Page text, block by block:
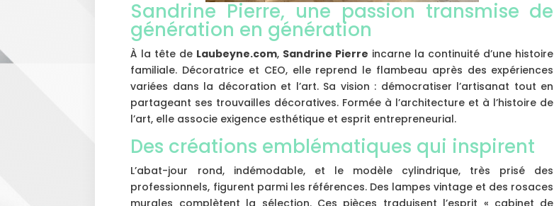
Sandrine Pierre, une passion transmise de
génération en génération
À la tête de Laubeyne.com, Sandrine Pierre incarne la continuité d’une histoire
familiale. Décoratrice et CEO, elle reprend le flambeau après des expériences
variées dans la décoration et l’art. Sa vision : démocratiser l’artisanat tout en
partageant ses trouvailles décoratives. Formée à l’architecture et à l’histoire de
l’art, elle associe exigence esthétique et esprit entrepreneurial.
Des créations emblématiques qui inspirent
L’abat-jour rond, indémodable, et le modèle cylindrique, très prisé des
professionnels, figurent parmi les références. Des lampes vintage et des rosaces
murales complètent la sélection. Ces pièces traduisent l’esprit « cabinet de